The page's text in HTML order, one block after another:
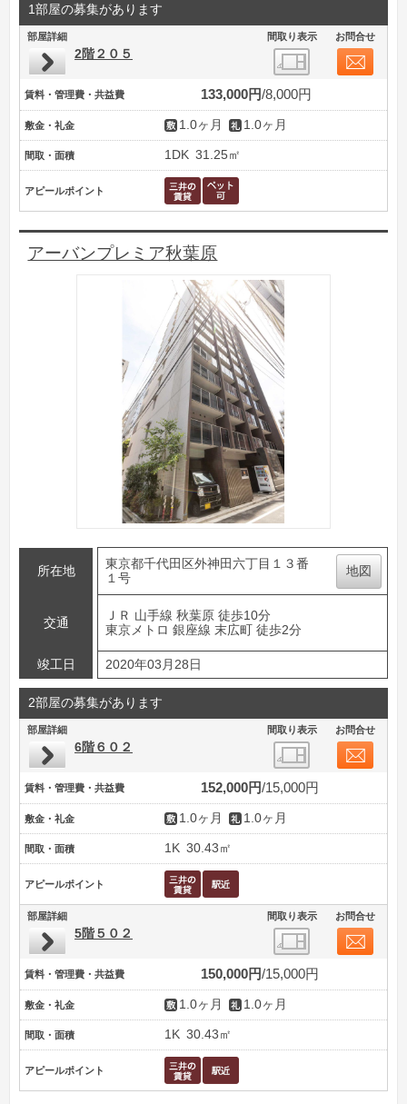
1部屋の募集があります
部屋詳細 間取り表示 お問合せ
2階２０５
賃料・管理費・共益費 133,000円 8,000円
敷金・礼金 1.0ヶ月 1.0ヶ月
間取・面積 1DK 31.25㎡
アピールポイント
アーバンプレミア秋葉原
所在地
東京都千代田区外神田六丁目１３番
１号
地図
交通
ＪＲ 山手線 秋葉原 徒歩10分
東京メトロ 銀座線 末広町 徒歩2分
竣工日 2020年03月28日
2部屋の募集があります
部屋詳細 間取り表示 お問合せ
6階６０２
賃料・管理費・共益費 152,000円 15,000円
敷金・礼金 1.0ヶ月 1.0ヶ月
間取・面積 1K 30.43㎡
アピールポイント
部屋詳細 間取り表示 お問合せ
5階５０２
賃料・管理費・共益費 150,000円 15,000円
敷金・礼金 1.0ヶ月 1.0ヶ月
間取・面積 1K 30.43㎡
アピールポイント